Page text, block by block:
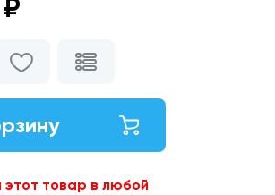
этот товар в любой